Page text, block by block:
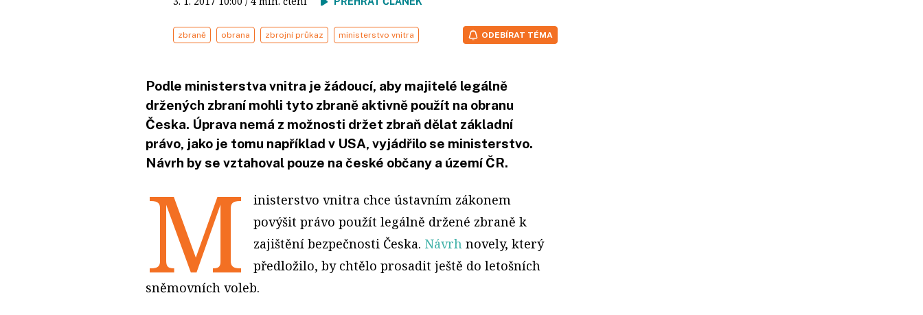
zbraně obrana zbrojní průkaz ministerstvo vnitra ODEBÍRAT TÉMA
Podle ministerstva vnitra je žádoucí, aby majitelé legálně
držených zbraní mohli tyto zbraně aktivně použít na obranu
Česka. Úprava nemá z možnosti držet zbraň dělat základní
právo, jako je tomu například v USA, vyjádřilo se ministerstvo.
Návrh by se vztahoval pouze na české občany a území ČR.
M
inisterstvo vnitra chce ústavním zákonem
povýšit právo použít legálně držené zbraně k
zajištění bezpečnosti Česka. Návrh novely, který
předložilo, by chtělo prosadit ještě do letošních
sněmovních voleb.